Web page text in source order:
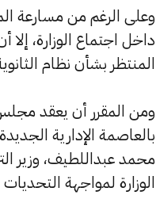
وعلى الرغم من مسارعة
داخل اجتماع الوزارة،
المنتظر بشأن نظام
ومن المقرر أن يعقد مجلس
بالعاصمة الإدارية
محمد عبداللطيف، وزير
الوزارة لمواجهة